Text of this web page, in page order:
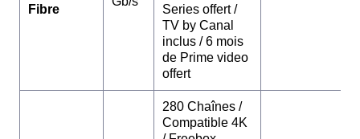
Fibre
Series offert /
TV by Canal
inclus / 6 mois
de Prime video
offert
280 Chaînes /
Compatible 4K